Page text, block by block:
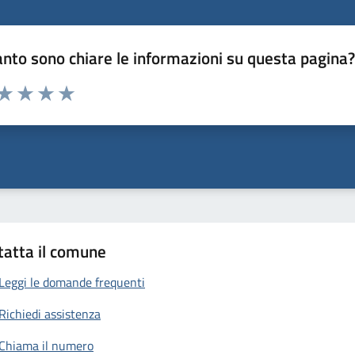
sono chiare le informazioni su questa pagina?
da 1 a 5 stelle la pagina
il comune
Leggi le domande frequenti
Richiedi assistenza
Chiama il numero